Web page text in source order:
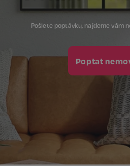
Pošlete poptávku, najdeme vám
Poptat